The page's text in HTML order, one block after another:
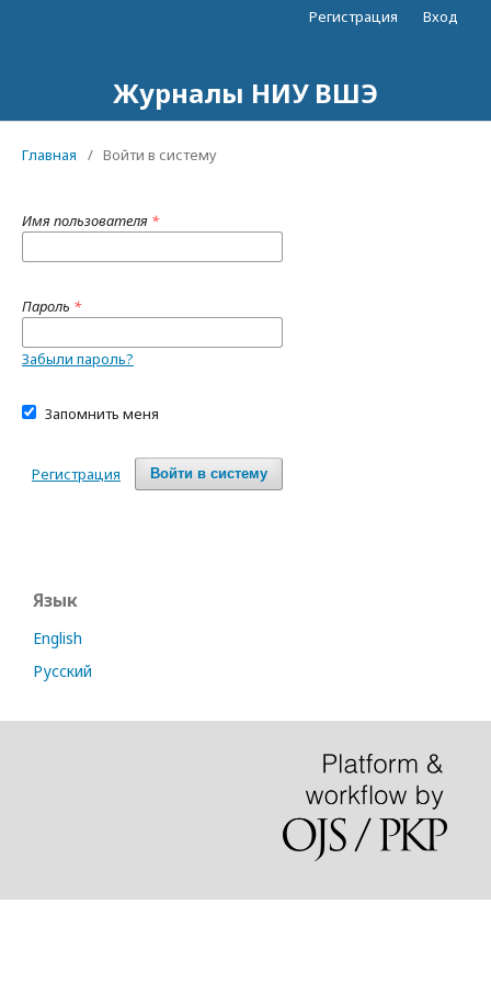
Журналы НИУ ВШЭ
Регистрация Вход
Главная / Войти в систему
Имя пользователя *
Пароль *
Забыли пароль?
Запомнить меня
Войти в систему
Регистрация
Язык
English
Русский